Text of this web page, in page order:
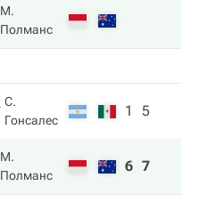
М.
Полманс
С.
Гонсалес
1 5
М.
Полманс
6 7